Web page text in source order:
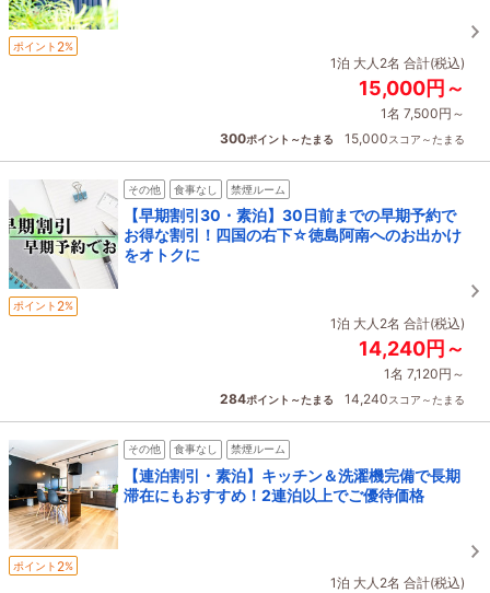
ポイント 2%
1泊 大人2名 合計(税込)
15,000円～
1名 7,500円～
300ポイント～たまる 15,000スコア～たまる
その他 食事なし 禁煙ルーム
【早期割引30・素泊】30日前までの早期予約で
お得な割引！四国の右下☆徳島阿南へのお出かけ
をオトクに
ポイント 2%
1泊 大人2名 合計(税込)
14,240円～
1名 7,120円～
284ポイント～たまる 14,240スコア～たまる
その他 食事なし 禁煙ルーム
【連泊割引・素泊】キッチン＆洗濯機完備で長期
滞在にもおすすめ！2連泊以上でご優待価格
ポイント 2%
1泊 大人2名 合計(税込)